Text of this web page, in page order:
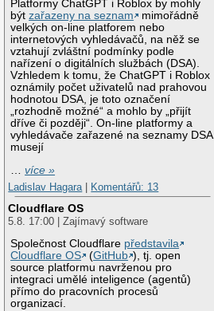
Platformy ChatGPT i Roblox by mohly
býtzařazeny na seznam
mimořádně
velkých on-line platforem nebo
internetových vyhledávačů, na něž se
vztahují zvláštní podmínky podle
nařízení o digitálních službách (DSA).
Vzhledem k tomu, že ChatGPT i Roblox
oznámily počet uživatelů nad prahovou
hodnotou DSA, je toto označení
„rozhodně možné“ a mohlo by „přijít
dříve či později“. On-line platformy a
vyhledávače zařazené na seznamy DSA
musejí
…více »
Ladislav Hagara| Komentářů: 13
Cloudflare OS
5.8. 17:00 | Zajímavý software
Společnost Cloudflare představila
Cloudflare OS
(GitHub ), tj. open
source platformu navrženou pro
integraci umělé inteligence (agentů)
přímo do pracovních procesů
organizací.